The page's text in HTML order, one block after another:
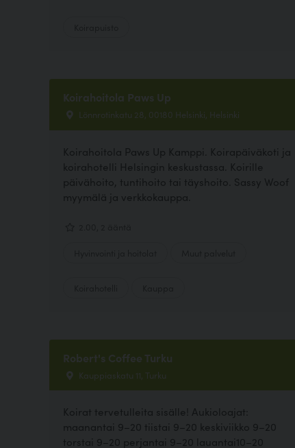
Koirahoitola Paws Up
Lönnrotinkatu 28, 00180 Helsinki, Helsinki
Koirahoitola Paws Up Kamppi. Koirapäiväkoti ja
koirahotelli Helsingin keskustassa. Koirille
päivähoito, tuntihoito tai täyshoito. Sassy Woof
myymälä ja verkkokauppa.
Robert's Coffee Turku
Kauppiaskatu 11, Turku
Koirat tervetulleita sisälle! Aukioloajat:
maanantai 9–20 tiistai 9–20 keskiviikko 9–20
torstai 9–20 perjantai 9–20 lauantai10–20